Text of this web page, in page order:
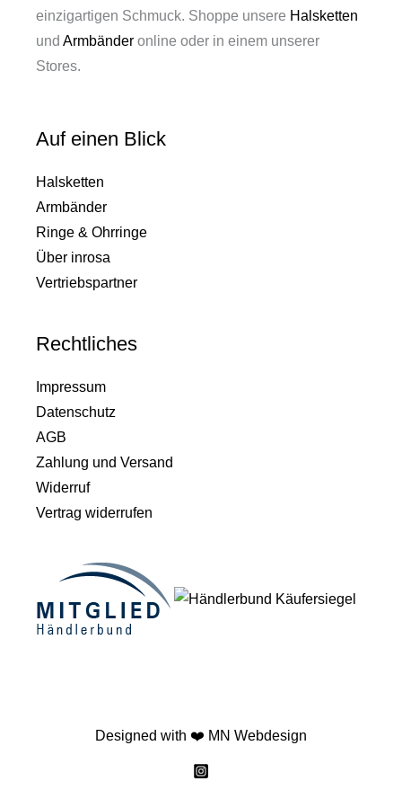
einzigartigen Schmuck. Shoppe unsere Halsketten
und Armbänder online oder in einem unserer
Stores.
Auf einen Blick
Halsketten
Armbänder
Ringe & Ohrringe
Über inrosa
Vertriebspartner
Rechtliches
Impressum
Datenschutz
AGB
Zahlung und Versand
Widerruf
Vertrag widerrufen
Designed with ❤️ MN Webdesign